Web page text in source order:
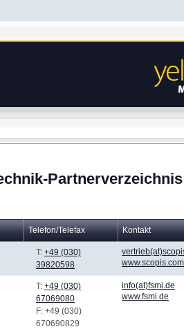
Partnerverzeichnis
Telefon/Telefax Kontakt
T: +49 (030)
39820598
www.scopis.com
T: +49 (030)
67069080
F: +49 (030)
670690829
info(at)fsmi.de
www.fsmi.de